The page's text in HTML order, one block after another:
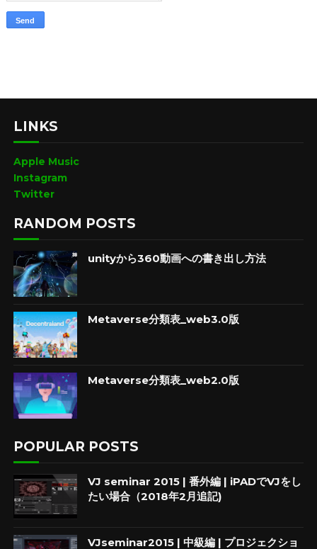
LINKS
Apple Music
Instagram
Twitter
RANDOM POSTS
unityから360動画への書き出し方法
Metaverse分類表_web3.0版
Metaverse分類表_web2.0版
POPULAR POSTS
VJ seminar 2015 | 番外編 | iPADでVJをし
たい場合（2018年2月追記)
VJseminar2015 | 中級編 | プロジェクショ